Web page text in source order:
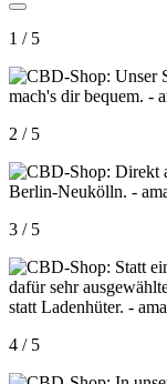
1 / 5
2 / 5
3 / 5
4 / 5